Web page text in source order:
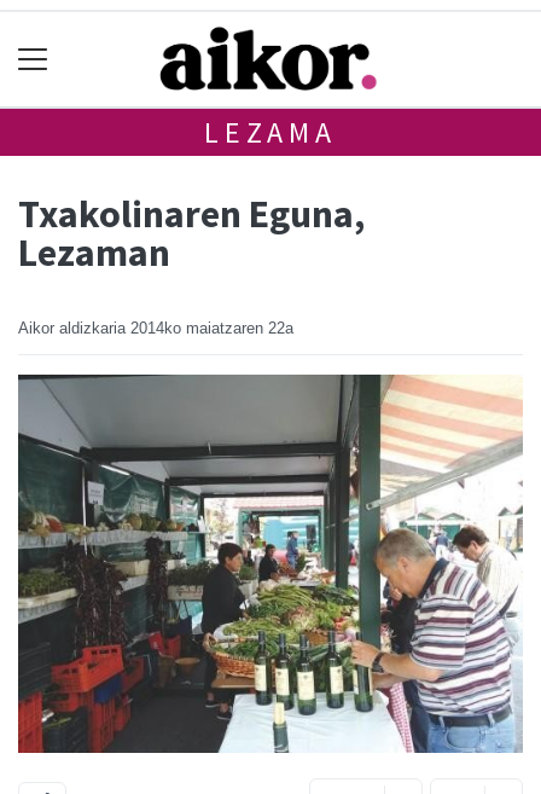
LEZAMA
Txakolinaren Eguna,
Lezaman
Aikor aldizkaria 2014ko maiatzaren 22a